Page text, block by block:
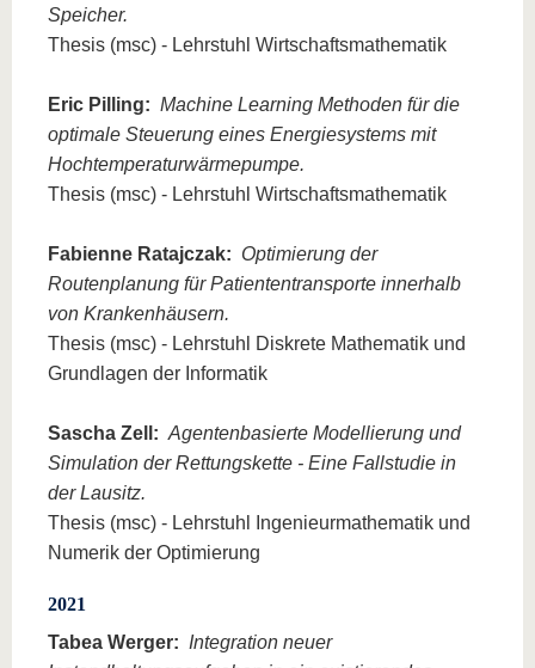
Speicher.
Thesis (msc) - Lehrstuhl Wirtschaftsmathematik
Eric Pilling: Machine Learning Methoden für die
optimale Steuerung eines Energiesystems mit
Hochtemperaturwärmepumpe.
Thesis (msc) - Lehrstuhl Wirtschaftsmathematik
Fabienne Ratajczak: Optimierung der
Routenplanung für Patiententransporte innerhalb
von Krankenhäusern.
Thesis (msc) - Lehrstuhl Diskrete Mathematik und
Grundlagen der Informatik
Sascha Zell: Agentenbasierte Modellierung und
Simulation der Rettungskette - Eine Fallstudie in
der Lausitz.
Thesis (msc) - Lehrstuhl Ingenieurmathematik und
Numerik der Optimierung
2021
Tabea Werger: Integration neuer